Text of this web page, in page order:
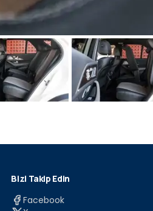
Bizi Takip Edin
Facebook